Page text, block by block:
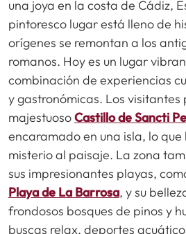
una joya en la costa de Cádiz,
pintoresco lugar está lleno de
orígenes se remontan a los
romanos. Hoy es un lugar
combinación de experiencias
y gastronómicas. Los
majestuosoCastillo de Sancti
encaramado en una isla, lo que
misterio al paisaje. La zona
sus impresionantes playas,
Playa de La Barrosa, y su
frondosos bosques de pinos y
buscas relax, deportes